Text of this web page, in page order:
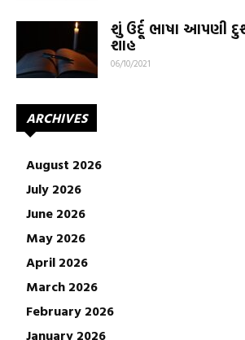
શું ઉર્દૂ ભાષા આપણી
શાહ
06/10/2021
ARCHIVES
August 2026
July 2026
June 2026
May 2026
April 2026
March 2026
February 2026
January 2026